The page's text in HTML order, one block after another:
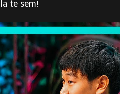
te sem!